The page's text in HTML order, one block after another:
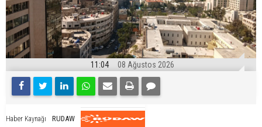
11:04 08 Ağustos 2026
Haber Kaynağı RUDAW